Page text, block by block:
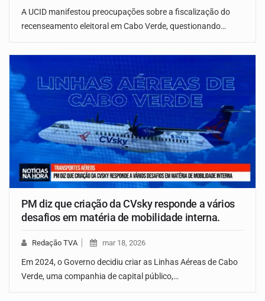
A UCID manifestou preocupações sobre a fiscalização do
recenseamento eleitoral em Cabo Verde, questionando…
PM diz que criação da CVsky responde a vários
desafios em matéria de mobilidade interna.
Redação TVA mar 18, 2026
Em 2024, o Governo decidiu criar as Linhas Aéreas de Cabo
Verde, uma companhia de capital público,…